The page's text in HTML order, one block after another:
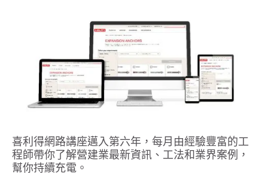
喜利得網路講座邁入第六年，每月由經驗豐富的工
程師帶你了解營建業最新資訊、工法和業界案例，
幫你持續充電。